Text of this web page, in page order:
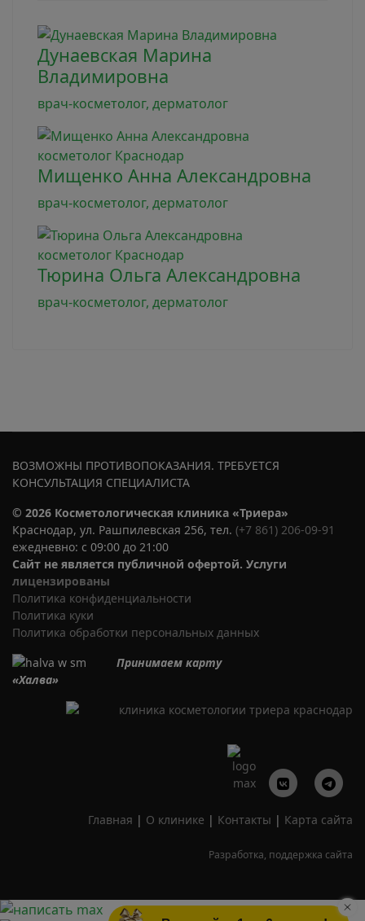
Дунаевская Марина
Владимировна
врач-косметолог, дерматолог
Мищенко Анна Александровна
врач-косметолог, дерматолог
Тюрина Ольга Александровна
врач-косметолог, дерматолог
ВОЗМОЖНЫ ПРОТИВОПОКАЗАНИЯ. ТРЕБУЕТСЯ
КОНСУЛЬТАЦИЯ СПЕЦИАЛИСТА
© 2026 Косметологическая клиника «Триера»
Краснодар, ул. Рашпилевская 256, тел. (+7 861) 206-09-91
ежедневно: с 09:00 до 21:00
Сайт не является публичной офертой. Услуги
лицензированы
Политика​ ​конфиденциальности
Политика​ куки
Политика​ обработки персональных данных
Принимаем карту
«Халва»
Главная | О клинике | Контакты | Карта сайта
Разработка, поддержка сайта